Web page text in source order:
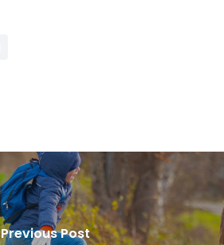
Previous Post